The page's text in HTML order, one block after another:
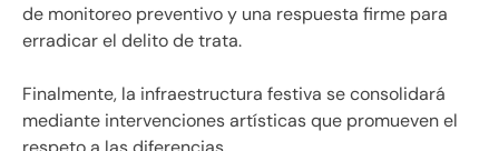
de monitoreo preventivo y una respuesta firme para
erradicar el delito de trata.
Finalmente, la infraestructura festiva se consolidará
mediante intervenciones artísticas que promueven el